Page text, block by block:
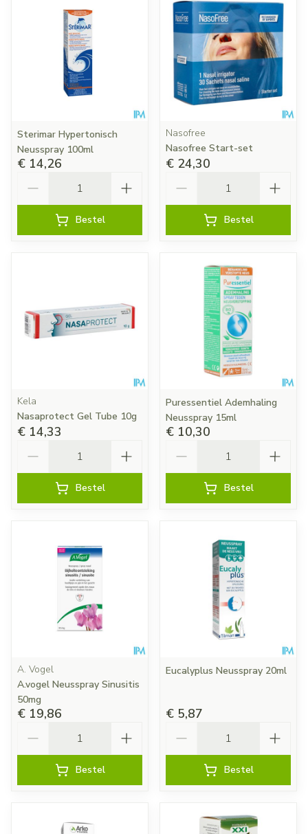
Sterimar Hypertonisch
Neusspray 100ml
€ 14,26
Bestel
Nasofree
Nasofree Start-set
€ 24,30
Bestel
Kela
Nasaprotect Gel Tube 10g
€ 14,33
Bestel
Puressentiel Ademhaling
Neusspray 15ml
€ 10,30
Bestel
A. Vogel
A.vogel Neusspray Sinusitis
50mg
€ 19,86
Bestel
Eucalyplus Neusspray 20ml
€ 5,87
Bestel